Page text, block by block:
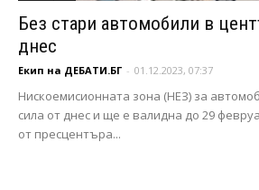
Без стари автомобили в
днес
Екип на ДЕБАТИ.БГ - 01.12.2023, 07:37
Нискоемисионната зона (НЕЗ) за
сила от днес и ще е валидна до 29
от пресцентъра...